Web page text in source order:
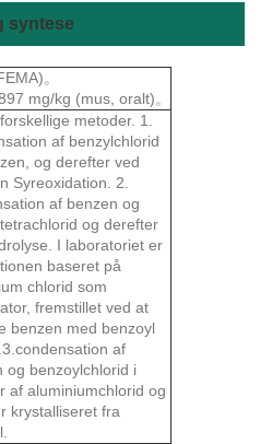
syntese
。
mg/kg (mus, oralt)。
metoder. 1.
af benzylchlorid
og derefter ved
Syreoxidation. 2.
af benzen og
og derefter
I laboratoriet er
baseret på
chlorid som
fremstillet ved at
benzen med benzoyl
af
og benzoylchlorid i
aluminiumchlorid og
krystalliseret fra